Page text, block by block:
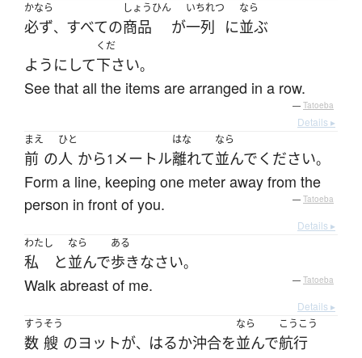
かなら
必ず、 すべての
しょうひん
商品 が
いちれつ
一列 に
なら
並ぶ
ようにして
くだ
下さい。
See that all the items are arranged in a row.
— Tatoeba
Details ▸
まえ
前 の
ひと
人 から1 メートル
はな
離れて
なら
並んでください。
Form a line, keeping one meter away from the
person in front of you.
— Tatoeba
Details ▸
わたし
私 と
なら
並んで
ある
歩きなさい。
Walk abreast of me. — Tatoeba
Details ▸
すう
数
そう
艘 のヨットが、 はるか沖合を
なら
並んで
こうこう
航行